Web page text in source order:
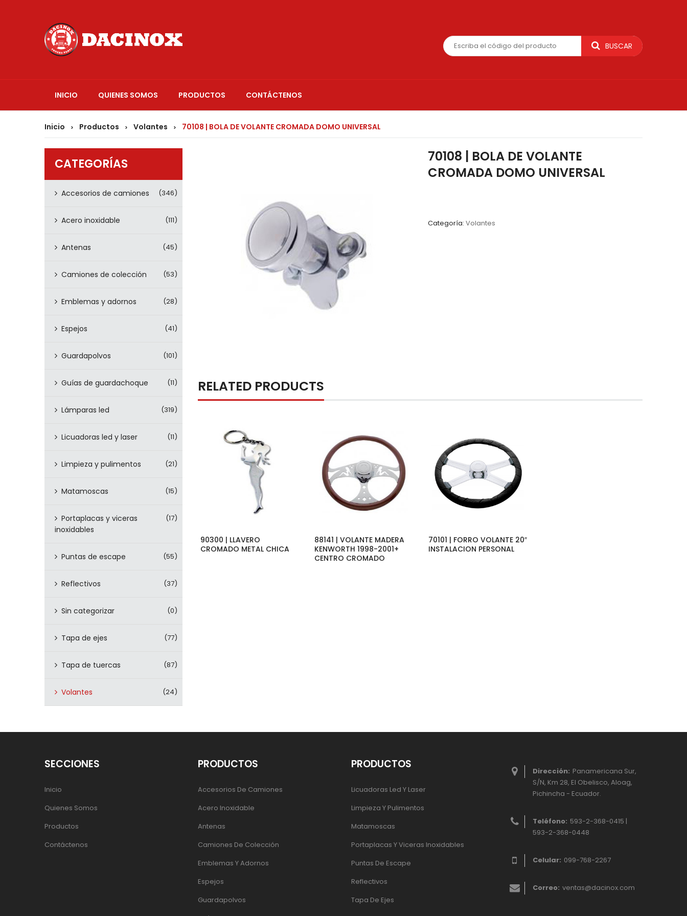
BUSCAR
INICIO QUIENES SOMOS PRODUCTOS CONTÁCTENOS
Inicio > Productos > Volantes > 70108 | BOLA DE VOLANTE CROMADA DOMO UNIVERSAL
CATEGORÍAS
Accesorios de camiones (346)
Acero inoxidable (111)
Antenas (45)
Camiones de colección (53)
Emblemas y adornos (28)
Espejos (41)
Guardapolvos (101)
Guías de guardachoque (11)
Lámparas led (319)
Licuadoras led y laser (11)
Limpieza y pulimentos (21)
Matamoscas (15)
Portaplacas y viceras
inoxidables
(17)
Puntas de escape (55)
Reflectivos (37)
Sin categorizar (0)
Tapa de ejes (77)
Tapa de tuercas (87)
Volantes (24)
70108 | BOLA DE VOLANTE
CROMADA DOMO UNIVERSAL
Categoría: Volantes
RELATED PRODUCTS
90300 | LLAVERO
CROMADO METAL CHICA
88141 | VOLANTE MADERA
KENWORTH 1998-2001+
CENTRO CROMADO
70101 | FORRO VOLANTE 20″
INSTALACION PERSONAL
Dirección: Panamericana Sur,
S/N, Km 28, El Obelisco, Aloag,
Pichincha - Ecuador.
Teléfono: 593-2-368-0415 |
593-2-368-0448
Celular: 099-768-2267
Correo: ventas@dacinox.com
SECCIONES
Inicio
Quienes Somos
Productos
Contáctenos
PRODUCTOS
Accesorios De Camiones
Acero Inoxidable
Antenas
Camiones De Colección
Emblemas Y Adornos
Espejos
Guardapolvos
PRODUCTOS
Licuadoras Led Y Laser
Limpieza Y Pulimentos
Matamoscas
Portaplacas Y Viceras Inoxidables
Puntas De Escape
Reflectivos
Tapa De Ejes